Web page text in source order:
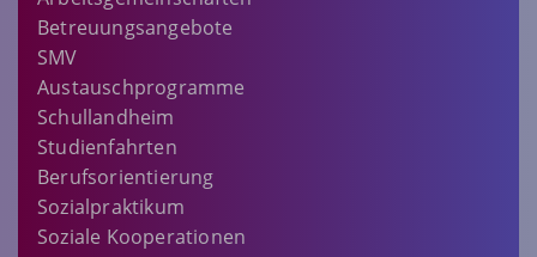
Betreuungsangebote
SMV
Austauschprogramme
Schullandheim
Studienfahrten
Berufsorientierung
Sozialpraktikum
Soziale Kooperationen